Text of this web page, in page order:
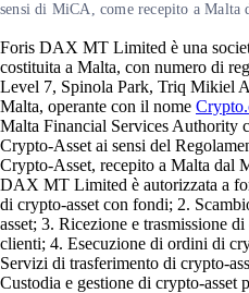
sensi di MiCA, come recepito a Malta
Foris DAX MT Limited è una
costituita a Malta, con numero di
Level 7, Spinola Park, Triq Mikiel
Malta, operante con il nome
Malta Financial Services Authority
Crypto-Asset ai sensi del
Crypto-Asset, recepito a Malta dal
DAX MT Limited è autorizzata a
di crypto-asset con fondi; 2.
asset; 3. Ricezione e trasmissione
clienti; 4. Esecuzione di ordini di
Servizi di trasferimento di crypto-
Custodia e gestione di crypto-asset